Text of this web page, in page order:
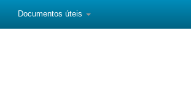
Documentos úteis